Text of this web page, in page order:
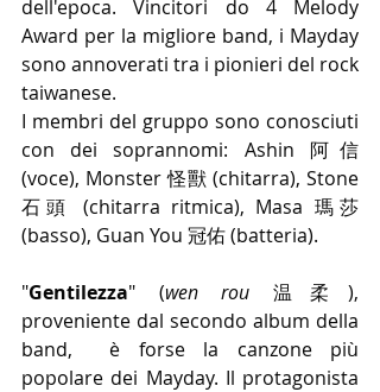
dell'epoca. Vincitori do 4 Melody
Award per la migliore band, i Mayday
sono annoverati tra i pionieri del rock
taiwanese.
I membri del gruppo sono conosciuti
con dei soprannomi: Ashin 阿信
(voce), Monster 怪獸 (chitarra), Stone
石頭 (chitarra ritmica), Masa 瑪莎
(basso), Guan You 冠佑 (batteria).
"Gentilezza" (wen rou 温柔),
proveniente dal secondo album della
band,
è forse la canzone più
popolare dei Mayday. Il protagonista